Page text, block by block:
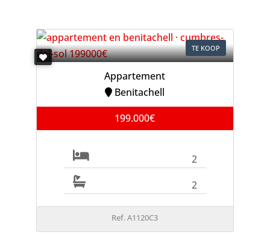
TE KOOP
Appartement
Benitachell
199.000€
2
2
Ref. A1120C3